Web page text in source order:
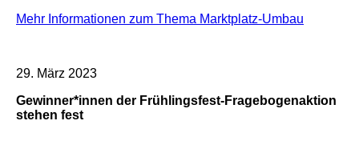
Mehr Informationen zum Thema Marktplatz-Umbau
29. März 2023
Gewinner*innen der Frühlingsfest-Fragebogenaktion
stehen fest